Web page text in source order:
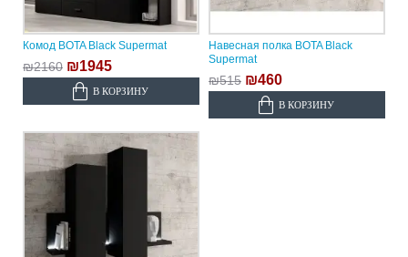
Комод BOTA Black Supermat
₪2160 ₪1945
В КОРЗИНУ
Навесная полка BOTA Black
Supermat
₪515 ₪460
В КОРЗИНУ